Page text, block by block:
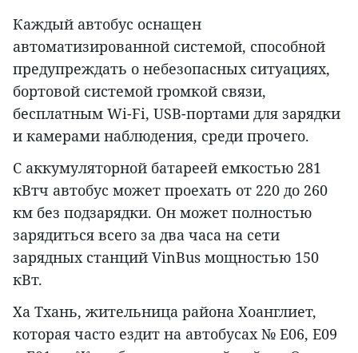
Каждый автобус оснащен
автоматизированной системой, способной
предупреждать о небезопасных ситуациях,
бортовой системой громкой связи,
бесплатным Wi-Fi, USB-портами для зарядки
и камерами наблюдения, среди прочего.
С аккумуляторной батареей емкостью 281
кВтч автобус может проехать от 220 до 260
км без подзарядки. Он может полностью
зарядиться всего за два часа на сети
зарядных станций VinBus мощностью 150
кВт.
Ха Тхань, жительница района Хоанглиет,
которая часто ездит на автобусах № E06, E09